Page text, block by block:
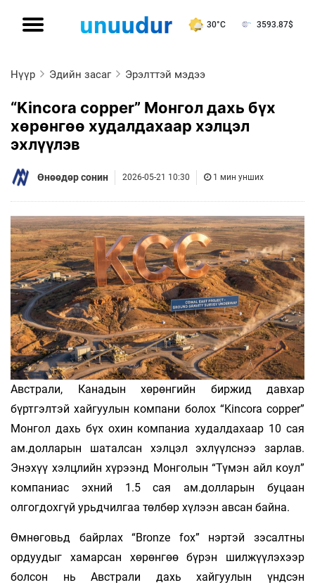
30°C 3593.87$
Нүүр Эдийн засаг Эрэлттэй мэдээ
“Kincora copper” Монгол дахь бүх
хөрөнгөө худалдахаар хэлцэл
эхлүүлэв
Өнөөдөр сонин 2026-05-21 10:30 1 мин унших
Австрали, Канадын хөрөнгийн биржид давхар
бүртгэлтэй хайгуулын компани болох “Kincora copper”
Монгол дахь бүх охин компаниа худалдахаар 10 сая
ам.долларын шаталсан хэлцэл эхлүүлснээ зарлав.
Энэхүү хэлцлийн хүрээнд Монголын “Түмэн айл коул”
компаниас эхний 1.5 сая ам.долларын буцаан
олгогдохгүй урьдчилгаа төлбөр хүлээн авсан байна.
Өмнөговьд байрлах “Bronze fox” нэртэй зэсалтны
ордуудыг хамарсан хөрөнгөө бүрэн шилжүүлэхээр
болсон нь Австрали дахь хайгуулын үндсэн